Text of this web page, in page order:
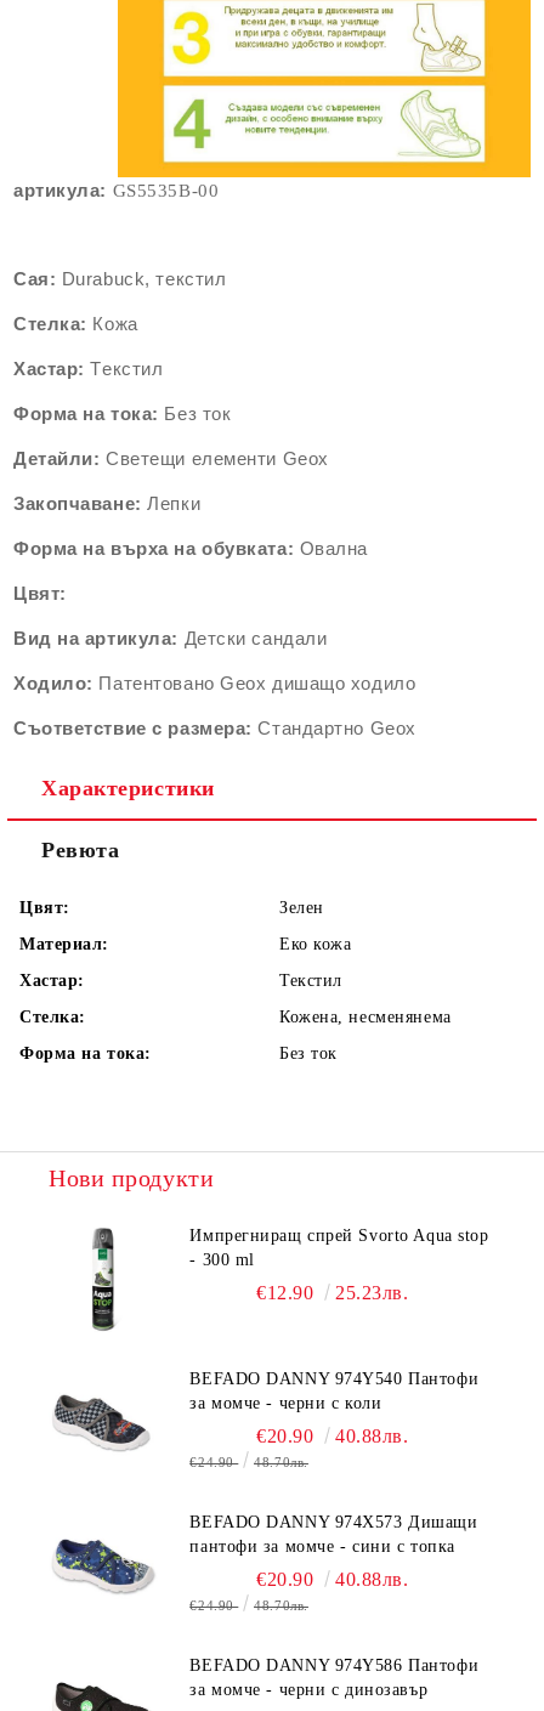
артикула: GS5535B-00
Сая: Durabuck, текстил
Стелка: Кожа
Хастар: Tекстил
Форма на тока: Без ток
Детайли:Светещи елементи Geox
Закопчаване: Лепки
Форма на върха на обувката: Овална
Цвят:
Вид на артикула: Детски сандали
Ходило: Патентовано Geox дишащо ходило
Съответствие с размера:Стандартно Geox
Характеристики
Ревюта
Цвят:
Зелен
Материал:
Еко кожа
Хастар:
Текстил
Стелка:
Кожена, несменянема
Форма на тока:
Без ток
Нови продукти
Импрегниращ спрей Svorto Aqua stop
- 300 ml
€12.90 25.23лв.
BEFADO DANNY 974Y540 Пантофи
за момче - черни с коли
€20.90 40.88лв.
€24.90 48.70лв.
BEFADO DANNY 974X573 Дишащи
пантофи за момче - сини с топка
€20.90 40.88лв.
€24.90 48.70лв.
BEFADO DANNY 974Y586 Пантофи
за момче - черни с динозавър